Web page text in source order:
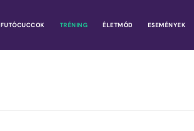
FUTÓCUCCOK TRÉNING ÉLETMÓD ESEMÉNYEK